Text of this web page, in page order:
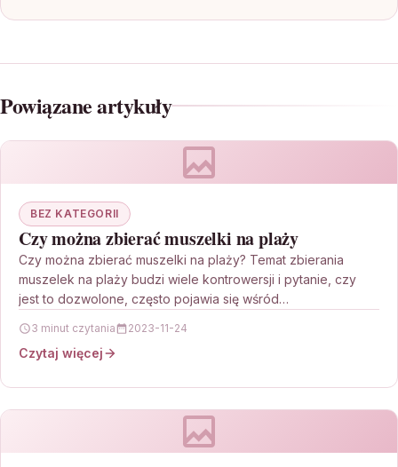
Powiązane artykuły
BEZ KATEGORII
Czy można zbierać muszelki na plaży
Czy można zbierać muszelki na plaży? Temat zbierania
muszelek na plaży budzi wiele kontrowersji i pytanie, czy
jest to dozwolone, często pojawia się wśród…
3 minut czytania 2023-11-24
Czytaj więcej